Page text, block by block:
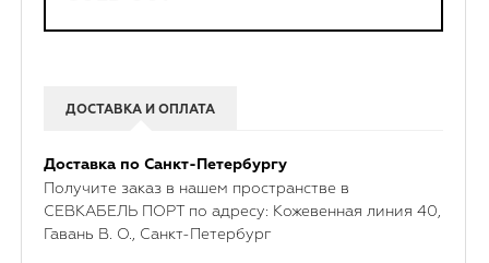
ДОСТАВКА И ОПЛАТА
Доставка по Санкт-Петербургу
Получите заказ в нашем пространстве в
СЕВКАБЕЛЬ ПОРТ по адресу: Кожевенная линия 40,
Гавань В. О., Санкт-Петербург